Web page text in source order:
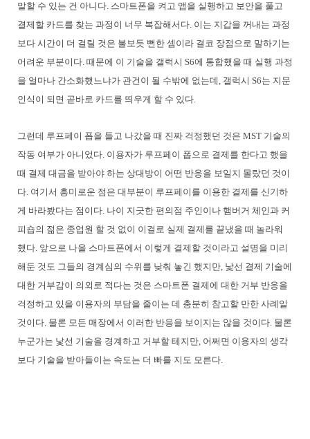
말할 수 있는 건 아니다. 스마트폰을 켜고 앱을 실행하고 보안을 풀고
결제할 카드를 찾는 과정이 너무 복잡해서다. 이는 지갑을 꺼내는 과정
보다 시간이 더 걸릴 것은 불보듯 뻔한 셈이라 결코 장점으로 말하기는
어려운 부분이다. 때문에 이 기술을 갤럭시 S6에 통합했을 때 실행 과정
을 얼마나 간소화했느냐가 관건이 될 수밖에 없는데, 갤럭시 S6는 지문
인식이 되면 곧바로 카드를 띄우게 할 수 있다.
그런데 루프페이 폽을 들고 나갔을 때 진짜 걱정했던 것은 MST 기술의
작동 여부가 아니었다. 이용자가 루프페이 폽으로 결제를 한다고 했을
때 결제 대금을 받아야 하는 상대방이 어떤 반응을 보일지 몰랐던 것이
다. 여기서 흥미로운 점은 대부분이 루프페이를 이용한 결제를 신기하
게 바라봤다는 점이다. 나이 지긋한 편의점 주인이나 햄버거 체인과 커
피숍의 젊은 종업원 할 것 없이 이걸로 실제 결제를 끝냈을 때 놀라워
했다. 앞으로 나올 스마트폰에서 이렇게 결제할 것이라고 설명을 미리
해둔 것도 그들의 경계심의 수위를 낮춰 놓긴 했지만, 낯선 결제 기술에
대한 거부감이 의외로 적다는 것은 스마트폰 결제에 대한 거부 반응을
걱정하고 있을 이용자의 부담을 줄이는 데 충분히 참고할 만한 사례일
것이다. 물론 모든 매장에서 이러한 반응을 보이지는 않을 것이다. 물론
누군가는 낯선 기술을 경계하고 거부할 테지만, 어쩌면 이용자의 생각
보다 기술을 받아들이는 속도는 더 빠를 지도 모른다.